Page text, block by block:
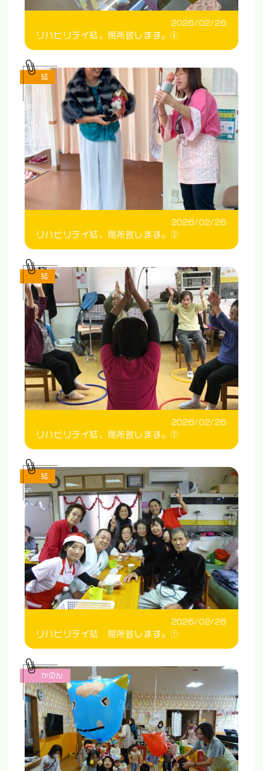
2026/02/26
リハビリデイ結、閉所致します。④
2026/02/26
リハビリデイ結、閉所致します。③
結
2026/02/26
リハビリデイ結、閉所致します。②
結
2026/02/26
リハビリデイ結 閉所致します。①
結
かのん